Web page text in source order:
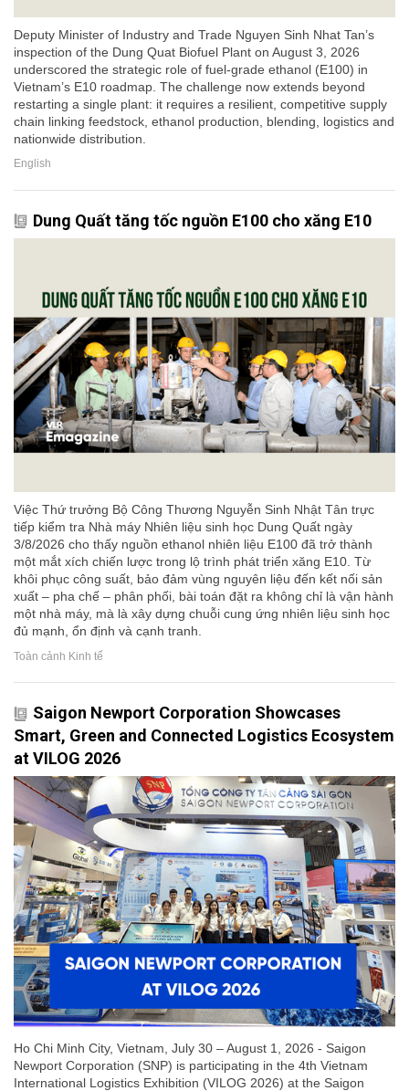
Deputy Minister of Industry and Trade Nguyen Sinh Nhat Tan’s
inspection of the Dung Quat Biofuel Plant on August 3, 2026
underscored the strategic role of fuel-grade ethanol (E100) in
Vietnam’s E10 roadmap. The challenge now extends beyond
restarting a single plant: it requires a resilient, competitive supply
chain linking feedstock, ethanol production, blending, logistics and
nationwide distribution.
English
Dung Quất tăng tốc nguồn E100 cho xăng E10
Việc Thứ trưởng Bộ Công Thương Nguyễn Sinh Nhật Tân trực
tiếp kiểm tra Nhà máy Nhiên liệu sinh học Dung Quất ngày
3/8/2026 cho thấy nguồn ethanol nhiên liệu E100 đã trở thành
một mắt xích chiến lược trong lộ trình phát triển xăng E10. Từ
khôi phục công suất, bảo đảm vùng nguyên liệu đến kết nối sản
xuất – pha chế – phân phối, bài toán đặt ra không chỉ là vận hành
một nhà máy, mà là xây dựng chuỗi cung ứng nhiên liệu sinh học
đủ mạnh, ổn định và cạnh tranh.
Toàn cảnh Kinh tế
Saigon Newport Corporation Showcases
Smart, Green and Connected Logistics Ecosystem
at VILOG 2026
Ho Chi Minh City, Vietnam, July 30 – August 1, 2026 - Saigon
Newport Corporation (SNP) is participating in the 4th Vietnam
International Logistics Exhibition (VILOG 2026) at the Saigon